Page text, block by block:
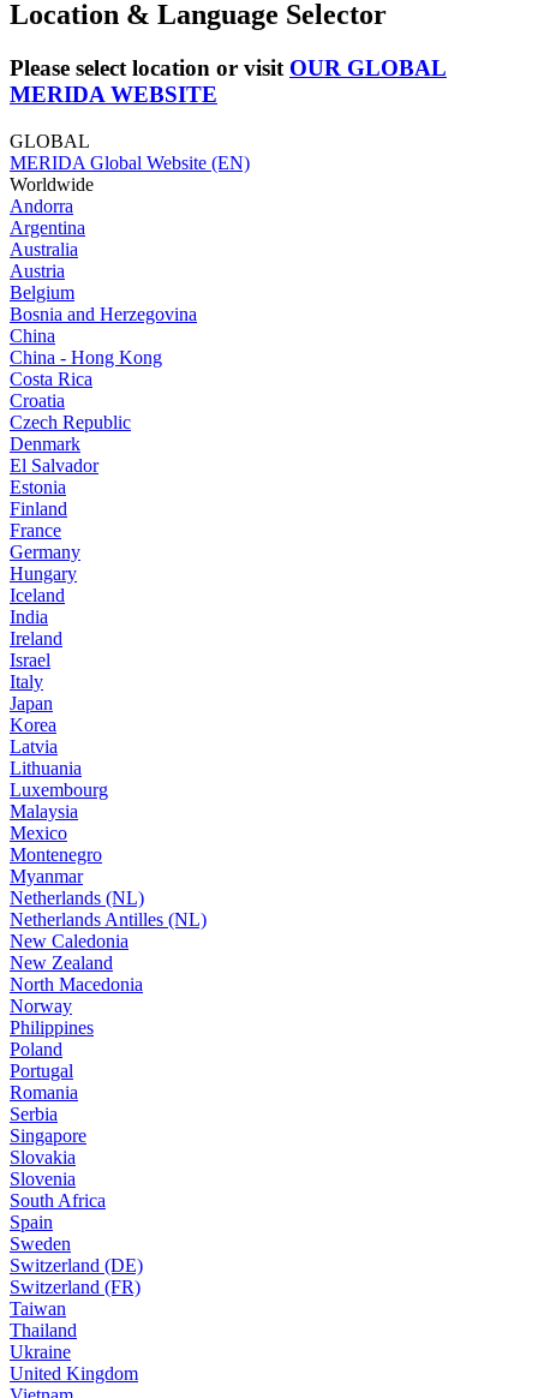
Location & Language Selector
Please select location or visit OUR GLOBAL
MERIDA WEBSITE
GLOBAL
MERIDA Global Website (EN)
Worldwide
Andorra
Argentina
Australia
Austria
Belgium
Bosnia and Herzegovina
China
China - Hong Kong
Costa Rica
Croatia
Czech Republic
Denmark
El Salvador
Estonia
Finland
France
Germany
Hungary
Iceland
India
Ireland
Israel
Italy
Japan
Korea
Latvia
Lithuania
Luxembourg
Malaysia
Mexico
Montenegro
Myanmar
Netherlands (NL)
Netherlands Antilles (NL)
New Caledonia
New Zealand
North Macedonia
Norway
Philippines
Poland
Portugal
Romania
Serbia
Singapore
Slovakia
Slovenia
South Africa
Spain
Sweden
Switzerland (DE)
Switzerland (FR)
Taiwan
Thailand
Ukraine
United Kingdom